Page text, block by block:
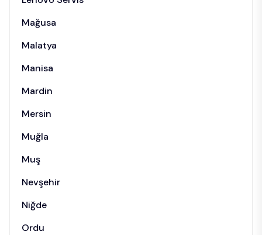
Mağusa
Malatya
Manisa
Mardin
Mersin
Muğla
Muş
Nevşehir
Niğde
Ordu